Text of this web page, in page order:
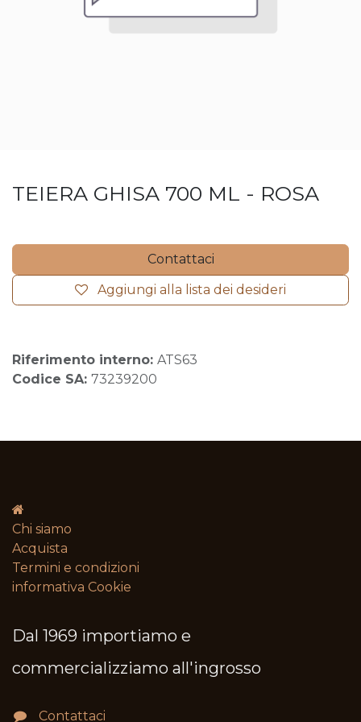
TEIERA GHISA 700 ML - ROSA
Contattaci
Aggiungi alla lista dei desideri
Riferimento interno: ATS63
Codice SA: 73239200
Chi siamo
Acquista
Termini e condizioni​
informativa Cookie
Dal 1969 importiamo e
commercializziamo all'ingrosso
Contattaci